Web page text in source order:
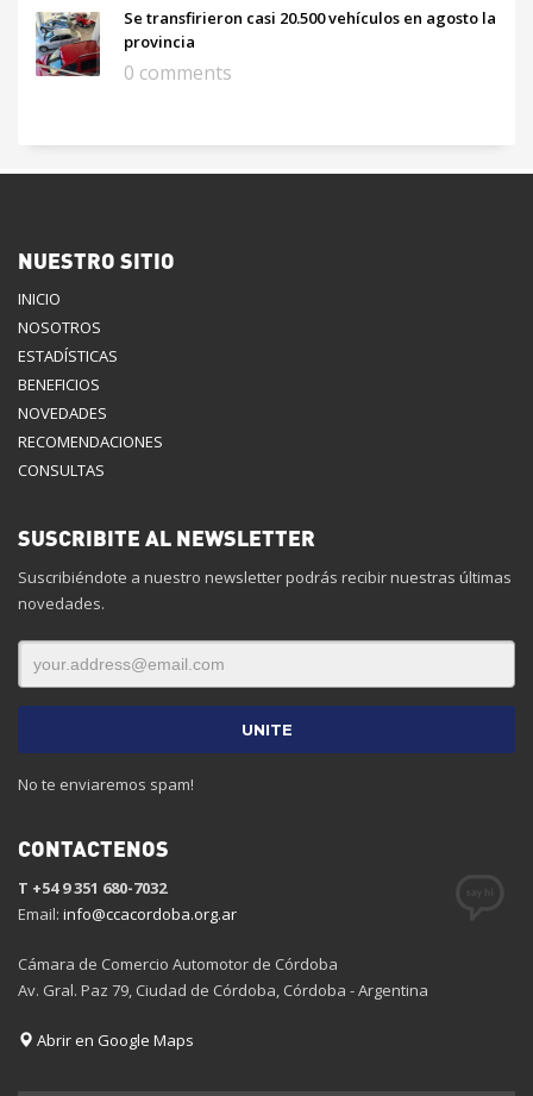
Se transfirieron casi 20.500 vehículos en agosto la
provincia
0 comments
NUESTRO SITIO
INICIO
NOSOTROS
ESTADÍSTICAS
BENEFICIOS
NOVEDADES
RECOMENDACIONES
CONSULTAS
SUSCRIBITE AL NEWSLETTER
Suscribiéndote a nuestro newsletter podrás recibir nuestras últimas
novedades.
No te enviaremos spam!
CONTACTENOS
T +54 9 351 680-7032
Email: info@ccacordoba.org.ar
Cámara de Comercio Automotor de Córdoba
Av. Gral. Paz 79, Ciudad de Córdoba, Córdoba - Argentina
Abrir en Google Maps